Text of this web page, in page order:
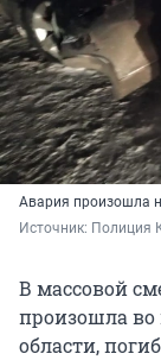
Авария произошла
Источник: Полиция
В массовой
произошла во
области,